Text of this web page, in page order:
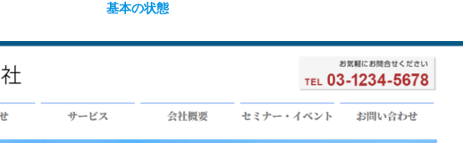
基本の状態